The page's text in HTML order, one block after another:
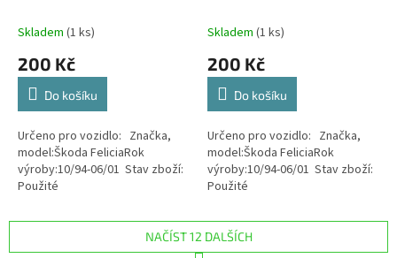
Skladem (1 ks)
200 Kč
Do košíku
Určeno pro vozidlo: Značka,
model:Škoda FeliciaRok
výroby:10/94-06/01 Stav zboží:
Použité
Skladem (1 ks)
200 Kč
Do košíku
Určeno pro vozidlo: Značka,
model:Škoda FeliciaRok
výroby:10/94-06/01 Stav zboží:
Použité
NAČÍST 12 DALŠÍCH